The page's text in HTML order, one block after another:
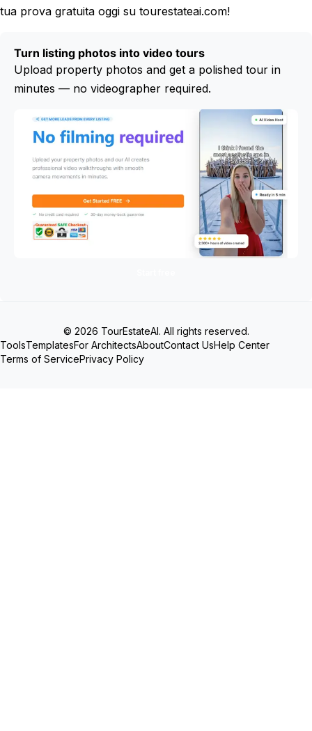
tua prova gratuita oggi su tourestateai.com!
Turn listing photos into video tours
Upload property photos and get a polished tour in
minutes — no videographer required.
© 2026 TourEstateAI. All rights reserved.
ToolsTemplatesFor ArchitectsAboutContact UsHelp Center
Terms of ServicePrivacy Policy